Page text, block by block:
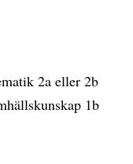
2a eller 2b
1b